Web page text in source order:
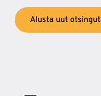
Alusta uut otsingut